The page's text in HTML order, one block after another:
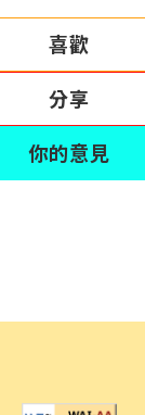
喜歡
分享
你的意見